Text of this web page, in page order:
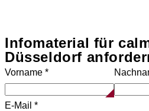
Infomaterial für
Düsseldorf
Vorname *
E-Mail *